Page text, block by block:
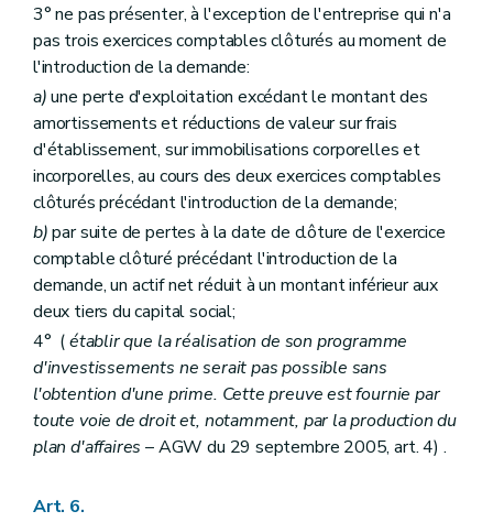
3° ne pas présenter, à l'exception de l'entreprise qui n'a
pas trois exercices comptables clôturés au moment de
l'introduction de la demande:
a)une perte d'exploitation excédant le montant des
amortissements et réductions de valeur sur frais
d'établissement, sur immobilisations corporelles et
incorporelles, au cours des deux exercices comptables
clôturés précédant l'introduction de la demande;
b)par suite de pertes à la date de clôture de l'exercice
comptable clôturé précédant l'introduction de la
demande, un actif net réduit à un montant inférieur aux
deux tiers du capital social;
4° (établir que la réalisation de son programme
d'investissements ne serait pas possible sans
l'obtention d'une prime. Cette preuve est fournie par
toute voie de droit et, notamment, par la production du
plan d'affaires – AGW du 29 septembre 2005, art. 4) .
Art. 6.